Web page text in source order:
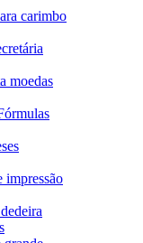
carimbo
moedas
impressão